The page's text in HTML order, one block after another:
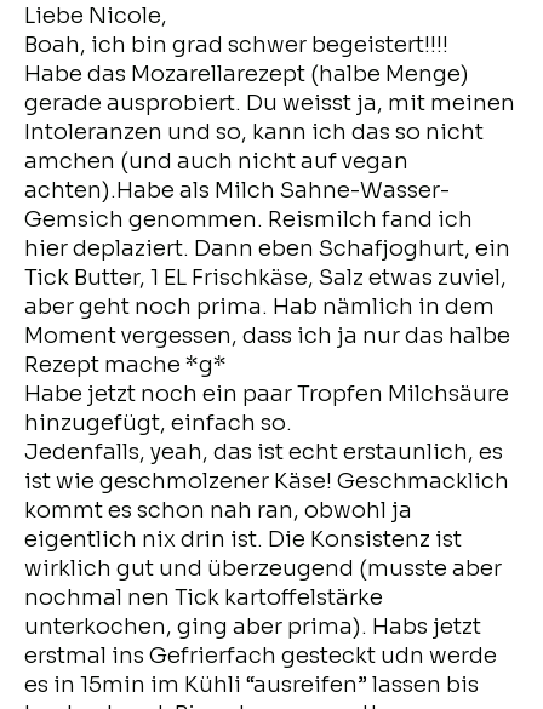
Liebe Nicole,
Boah, ich bin grad schwer begeistert!!!!
Habe das Mozarellarezept (halbe Menge)
gerade ausprobiert. Du weisst ja, mit meinen
Intoleranzen und so, kann ich das so nicht
amchen (und auch nicht auf vegan
achten).Habe als Milch Sahne-Wasser-
Gemsich genommen. Reismilch fand ich
hier deplaziert. Dann eben Schafjoghurt, ein
Tick Butter, 1 EL Frischkäse, Salz etwas zuviel,
aber geht noch prima. Hab nämlich in dem
Moment vergessen, dass ich ja nur das halbe
Rezept mache *g*
Habe jetzt noch ein paar Tropfen Milchsäure
hinzugefügt, einfach so.
Jedenfalls, yeah, das ist echt erstaunlich, es
ist wie geschmolzener Käse! Geschmacklich
kommt es schon nah ran, obwohl ja
eigentlich nix drin ist. Die Konsistenz ist
wirklich gut und überzeugend (musste aber
nochmal nen Tick kartoffelstärke
unterkochen, ging aber prima). Habs jetzt
erstmal ins Gefrierfach gesteckt udn werde
es in 15min im Kühli “ausreifen” lassen bis